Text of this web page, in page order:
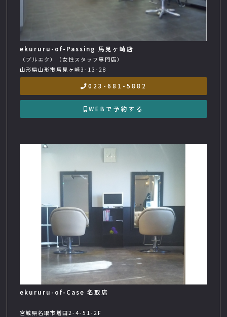
ekururu-of-Passing 馬見ヶ崎店
（プルエク）（女性スタッフ専門店）
山形県山形市馬見ヶ崎3-13-28
023-681-5882
WEBで予約する
ekururu-of-Case 名取店
宮城県名取市増田2-4-51-2F